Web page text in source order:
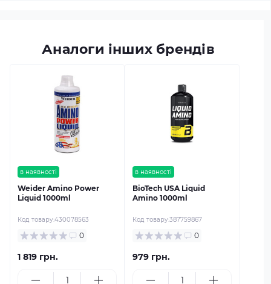
Аналоги інших брендів
в наявності
Weider Amino Power
Liquid 1000ml
Код товару:430078563
0
1 819 грн.
в наявності
BioTech USA Liquid
Amino 1000ml
Код товару:387759867
0
979 грн.